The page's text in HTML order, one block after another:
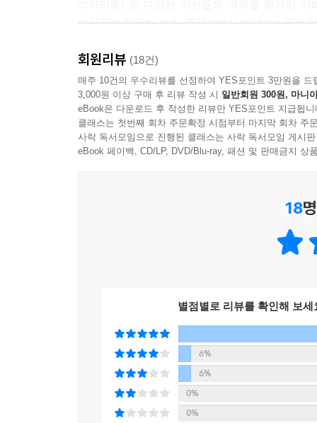
다음의 표는 우리 부부가 가진 자산 중 일부를 분
점으로 표시했다. 각각의 자산들은 장점과 단점
이용하거나, 또는 법인, 플로트(Float, 무이자, 무
이 없고 돈 레버리지를 사용할 수 없지만, 위기시
머신이 될 수 있다. 이는 금이라는 모형거위가 있
전세 레버리지 투자와 미국 배당주 투자만을 비
구할 것이다. ‘전세 레버리지 자산에 어떻게 시간
할 수 있는 방법이 있을까?’를 고민하는 것이다.
---「3장 우리가 꿈꾸는 3가지 자유」중에서
사람들의 자산 분포가 80 대 20 파레토 법칙을
증가율을 결정하는 투자능력, 둘째, 꾸준한 투자
하는 이유도 여기에 있다. 투자자가 상위 자산 그
자산군에 적용한 결과, 증권사에서 애널리스트로
경제적 자유를 넘어 시간의 자유, 공간의 자유까지
많은 사람들이 부자가 되고 싶어한다. 부자가 되
자유), 시간의 자유, 공간의 자유’일 것이다.
자유로워지는 길과는 거리가 먼 투자행태를
투자성과를 극대화하기 위해 생각하고 실천해야
좋은 투자방법의 5가지 핵심 개념
1장과 2장에서는 ‘투자란 무엇인가’라는 질문에
자산, 비트코인, 이더리움 등 다소 생경한 자산
회원리뷰 (18건)
매주 10건의 우수리뷰를 선정하여 YES포인트 3만원을 드
3,000원 이상 구매 후 리뷰 작성 시 일반회원 300원, 마니
eBook은 다운로드 후 작성한 리뷰만 YES포인트 지급됩니
클래스는 첫번째 회차 주문확정 시점부터 마지막 회차 주
사락 독서모임으로 진행된 클래스는 사락 독서모임 게시
eBook 페이백, CD/LP, DVD/Blu-ray, 패션 및 판매금지 상
18
별점별로 리뷰를 확인해 보세
6%
6%
0%
0%